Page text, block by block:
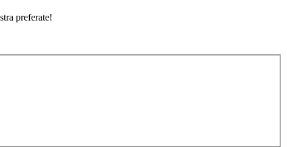
preferate!